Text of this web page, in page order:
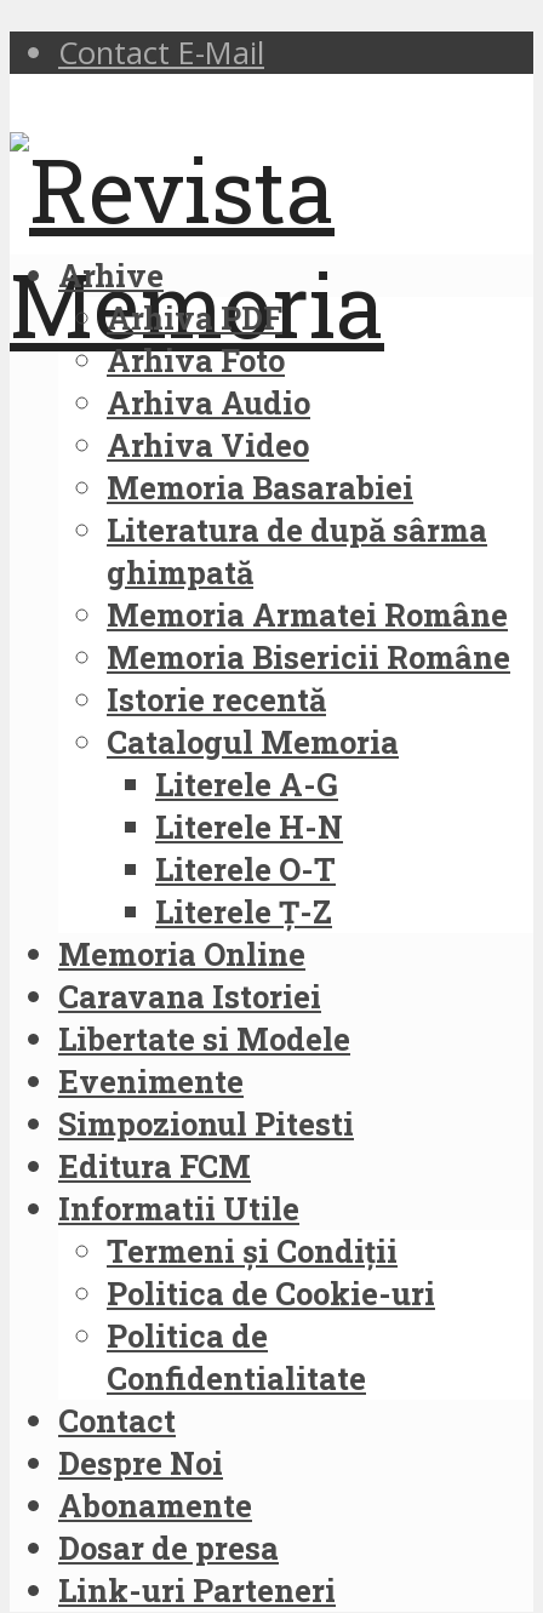
Contact E-Mail
Arhive
Arhiva PDF
Arhiva Foto
Arhiva Audio
Arhiva Video
Memoria Basarabiei
Literatura de după sârma
ghimpată
Memoria Armatei Române
Memoria Bisericii Române
Istorie recentă
Catalogul Memoria
Literele A-G
Literele H-N
Literele O-T
Literele Ț-Z
Memoria Online
Caravana Istoriei
Libertate si Modele
Evenimente
Simpozionul Pitesti
Editura FCM
Informatii Utile
Termeni și Condiții
Politica de Cookie-uri
Politica de
Confidentialitate
Contact
Despre Noi
Abonamente
Dosar de presa
Link-uri Parteneri